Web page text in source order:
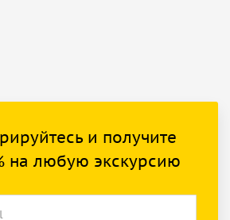
и получите
на любую экскурсию